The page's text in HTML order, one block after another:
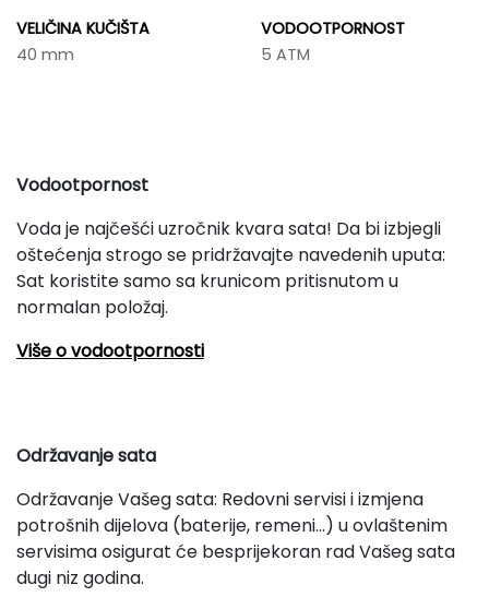
VELIČINA KUČIŠTA
40 mm
VODOOTPORNOST
5 ATM
Vodootpornost
Voda je najčešći uzročnik kvara sata! Da bi izbjegli
oštećenja strogo se pridržavajte navedenih uputa:
Sat koristite samo sa krunicom pritisnutom u
normalan položaj.
Više o vodootpornosti
Održavanje sata
Održavanje Vašeg sata: Redovni servisi i izmjena
potrošnih dijelova (baterije, remeni...) u ovlaštenim
servisima osigurat će besprijekoran rad Vašeg sata
dugi niz godina.